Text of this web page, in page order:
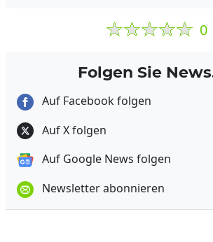
0
Folgen Sie
Auf Facebook folgen
Auf X folgen
Auf Google News folgen
Newsletter abonnieren